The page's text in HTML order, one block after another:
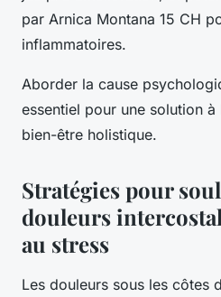
par Arnica Montana 15 CH
inflammatoires.
Aborder la cause
essentiel pour une solution
bien-être holistique.
Stratégies pour
douleurs
au stress
Les douleurs sous les côtes